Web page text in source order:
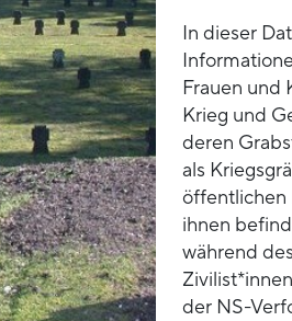
In dieser
Frauen und
Krieg und
deren
als
öffentlichen
ihnen
während
der NS-